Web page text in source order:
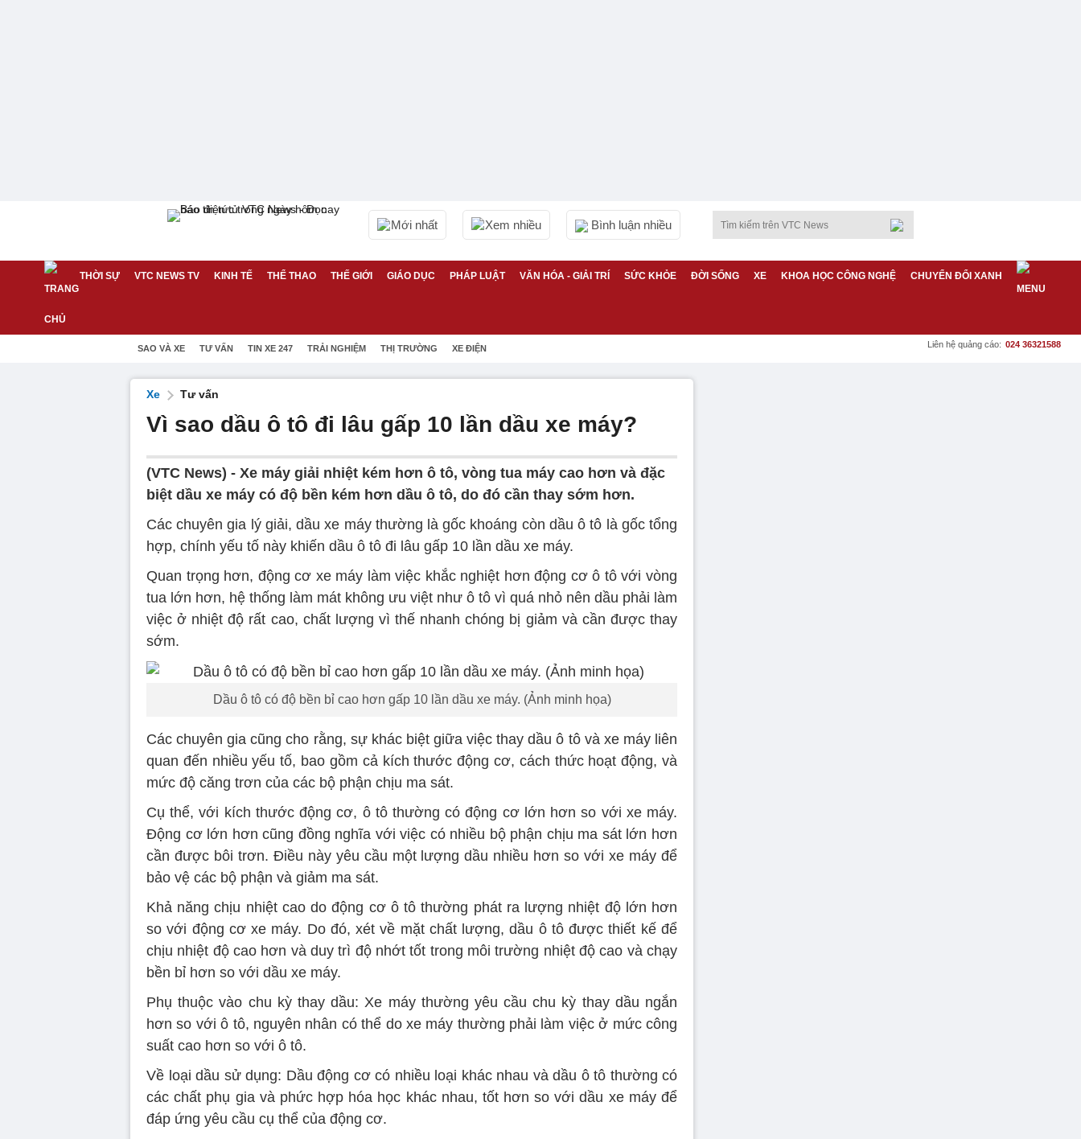
Mới nhất Xem nhiều Bình luận nhiều
THỜI SỰ VTC NEWS TV KINH TẾ THỂ THAO THẾ GIỚI GIÁO DỤC PHÁP LUẬT VĂN HÓA - GIẢI TRÍ SỨC KHỎE ĐỜI SỐNG XE KHOA HỌC CÔNG NGHỆ CHUYỂN ĐỔI XANH
SAO VÀ XE TƯ VẤN TIN XE 247 TRẢI NGHIỆM THỊ TRƯỜNG XE ĐIỆN Liên hệ quảng cáo: 024 36321588
Xe Tư vấn
Vì sao dầu ô tô đi lâu gấp 10 lần dầu xe máy?
(VTC News) - Xe máy giải nhiệt kém hơn ô tô, vòng tua máy cao hơn và đặc
biệt dầu xe máy có độ bền kém hơn dầu ô tô, do đó cần thay sớm hơn.
Các chuyên gia lý giải, dầu xe máy thường là gốc khoáng còn dầu ô tô là gốc tổng
hợp, chính yếu tố này khiến dầu ô tô đi lâu gấp 10 lần dầu xe máy.
Quan trọng hơn, động cơ xe máy làm việc khắc nghiệt hơn động cơ ô tô với vòng
tua lớn hơn, hệ thống làm mát không ưu việt như ô tô vì quá nhỏ nên dầu phải làm
việc ở nhiệt độ rất cao, chất lượng vì thế nhanh chóng bị giảm và cần được thay
sớm.
Dầu ô tô có độ bền bỉ cao hơn gấp 10 lần dầu xe máy. (Ảnh minh họa)
Các chuyên gia cũng cho rằng, sự khác biệt giữa việc thay dầu ô tô và xe máy liên
quan đến nhiều yếu tố, bao gồm cả kích thước động cơ, cách thức hoạt động, và
mức độ căng trơn của các bộ phận chịu ma sát.
Cụ thể, với kích thước động cơ, ô tô thường có động cơ lớn hơn so với xe máy.
Động cơ lớn hơn cũng đồng nghĩa với việc có nhiều bộ phận chịu ma sát lớn hơn
cần được bôi trơn. Điều này yêu cầu một lượng dầu nhiều hơn so với xe máy để
bảo vệ các bộ phận và giảm ma sát.
Khả năng chịu nhiệt cao do động cơ ô tô thường phát ra lượng nhiệt độ lớn hơn
so với động cơ xe máy. Do đó, xét về mặt chất lượng, dầu ô tô được thiết kế để
chịu nhiệt độ cao hơn và duy trì độ nhớt tốt trong môi trường nhiệt độ cao và chạy
bền bỉ hơn so với dầu xe máy.
Phụ thuộc vào chu kỳ thay dầu: Xe máy thường yêu cầu chu kỳ thay dầu ngắn
hơn so với ô tô, nguyên nhân có thể do xe máy thường phải làm việc ở mức công
suất cao hơn so với ô tô.
Về loại dầu sử dụng: Dầu động cơ có nhiều loại khác nhau và dầu ô tô thường có
các chất phụ gia và phức hợp hóa học khác nhau, tốt hơn so với dầu xe máy để
đáp ứng yêu cầu cụ thể của động cơ.